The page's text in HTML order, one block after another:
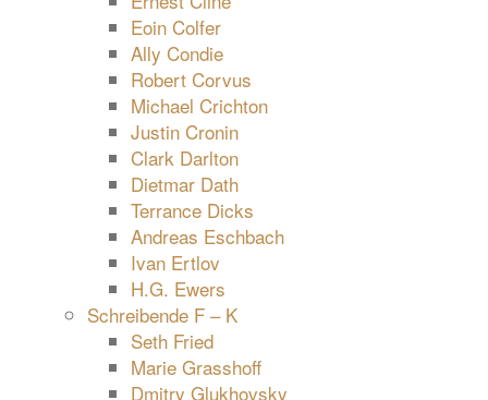
Eoin Colfer
Ally Condie
Robert Corvus
Michael Crichton
Justin Cronin
Clark Darlton
Dietmar Dath
Terrance Dicks
Andreas Eschbach
Ivan Ertlov
H.G. Ewers
Schreibende F – K
Seth Fried
Marie Grasshoff
Dmitry Glukhovsky